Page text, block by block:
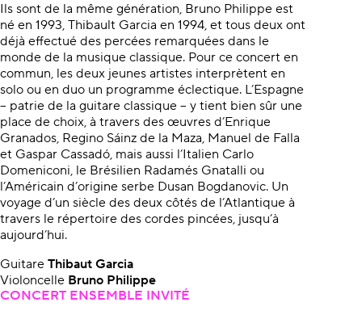
Ils sont de la même génération, Bruno Philippe est
né en 1993, Thibault Garcia en 1994, et tous deux ont
déjà effectué des percées remarquées dans le
monde de la musique classique. Pour ce concert en
commun, les deux jeunes artistes interprètent en
solo ou en duo un programme éclectique. L’Espagne
– patrie de la guitare classique – y tient bien sûr une
place de choix, à travers des œuvres d’Enrique
Granados, Regino Sáinz de la Maza, Manuel de Falla
et Gaspar Cassadó, mais aussi l’Italien Carlo
Domeniconi, le Brésilien Radamés Gnatalli ou
l’Américain d’origine serbe Dusan Bogdanovic. Un
voyage d’un siècle des deux côtés de l’Atlantique à
travers le répertoire des cordes pincées, jusqu’à
aujourd’hui.
Guitare Thibaut Garcia
Violoncelle Bruno Philippe
CONCERT ENSEMBLE INVITÉ